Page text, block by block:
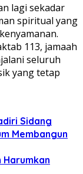
lagi sekadar
spiritual yang
113, jamaah
seluruh
yang tetap
Sidang
Membangun
Harumkan